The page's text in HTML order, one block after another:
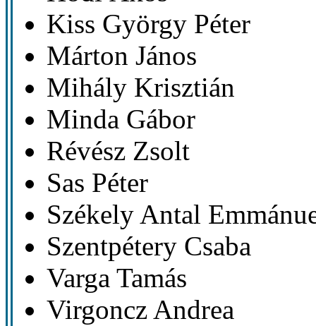
Kiss György Péter
Márton János
Mihály Krisztián
Minda Gábor
Révész Zsolt
Sas Péter
Székely Antal
Szentpétery Csaba
Varga Tamás
Virgoncz Andrea